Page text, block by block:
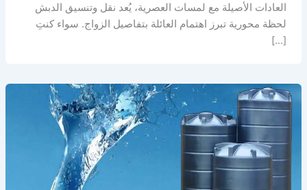
العادات الأصيلة مع لمسات العصرية، يُعد نقل وتنسيق الدبش
لحظة محورية تبرز اهتمام العائلة بتفاصيل الزواج. سواء كنتِ
[…]